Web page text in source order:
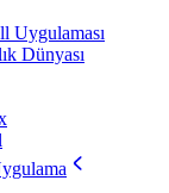
Uygulaması
Dünyası